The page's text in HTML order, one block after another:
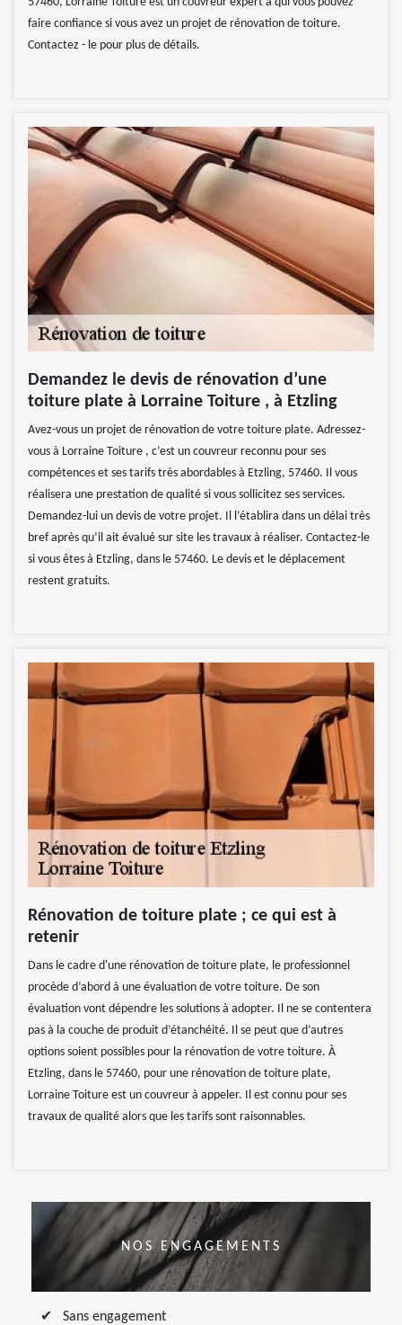
faire confiance si vous avez un projet de rénovation de toiture.
Contactez - le pour plus de détails.
Demandez le devis de rénovation d’une
toiture plate à Lorraine Toiture , à Etzling
Avez-vous un projet de rénovation de votre toiture plate. Adressez-
vous à Lorraine Toiture , c’est un couvreur reconnu pour ses
compétences et ses tarifs très abordables à Etzling, 57460. Il vous
réalisera une prestation de qualité si vous sollicitez ses services.
Demandez-lui un devis de votre projet. Il l’établira dans un délai très
bref après qu’il ait évalué sur site les travaux à réaliser. Contactez-le
si vous êtes à Etzling, dans le 57460. Le devis et le déplacement
restent gratuits.
Rénovation de toiture plate ; ce qui est à
retenir
Dans le cadre d'une rénovation de toiture plate, le professionnel
procède d’abord à une évaluation de votre toiture. De son
évaluation vont dépendre les solutions à adopter. Il ne se contentera
pas à la couche de produit d’étanchéité. Il se peut que d’autres
options soient possibles pour la rénovation de votre toiture. À
Etzling, dans le 57460, pour une rénovation de toiture plate,
Lorraine Toiture est un couvreur à appeler. Il est connu pour ses
travaux de qualité alors que les tarifs sont raisonnables.
NOS ENGAGEMENTS
Sans engagement